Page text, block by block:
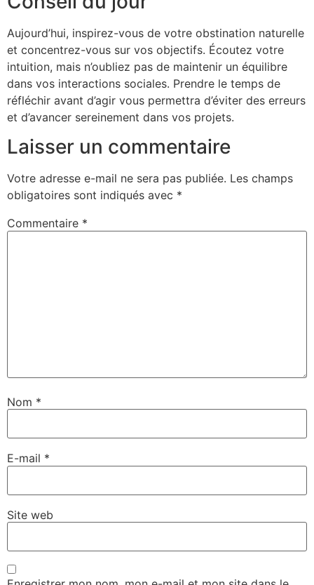
Aujourd’hui, inspirez-vous de votre obstination naturelle
et concentrez-vous sur vos objectifs. Écoutez votre
intuition, mais n’oubliez pas de maintenir un équilibre
dans vos interactions sociales. Prendre le temps de
réfléchir avant d’agir vous permettra d’éviter des erreurs
et d’avancer sereinement dans vos projets.
Laisser un commentaire
Votre adresse e-mail ne sera pas publiée. Les champs
obligatoires sont indiqués avec *
Commentaire *
Nom *
E-mail *
Site web